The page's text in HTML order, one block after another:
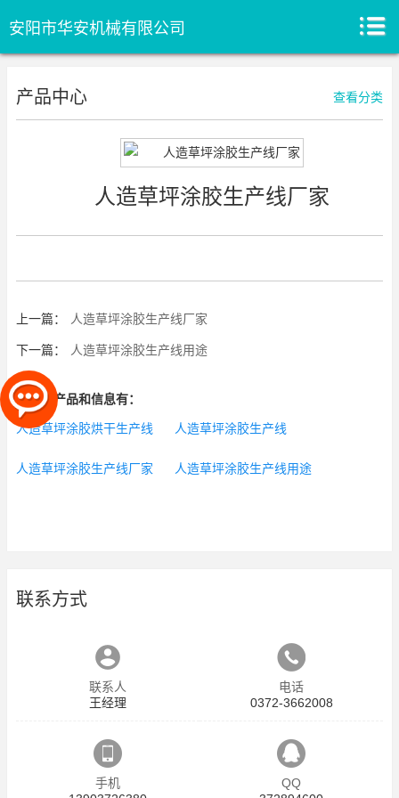
安阳市华安机械有限公司
产品中心 查看分类
人造草坪涂胶生产线厂家
上一篇： 人造草坪涂胶生产线厂家
下一篇： 人造草坪涂胶生产线用途
相关的产品和信息有：
人造草坪涂胶烘干生产线 人造草坪涂胶生产线
人造草坪涂胶生产线厂家 人造草坪涂胶生产线用途
联系方式
联系人
王经理
电话
0372-3662008
手机
QQ